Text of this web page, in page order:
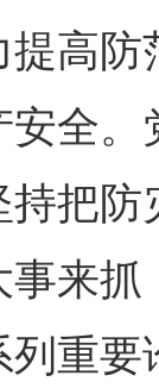
高
安全
把
来
重